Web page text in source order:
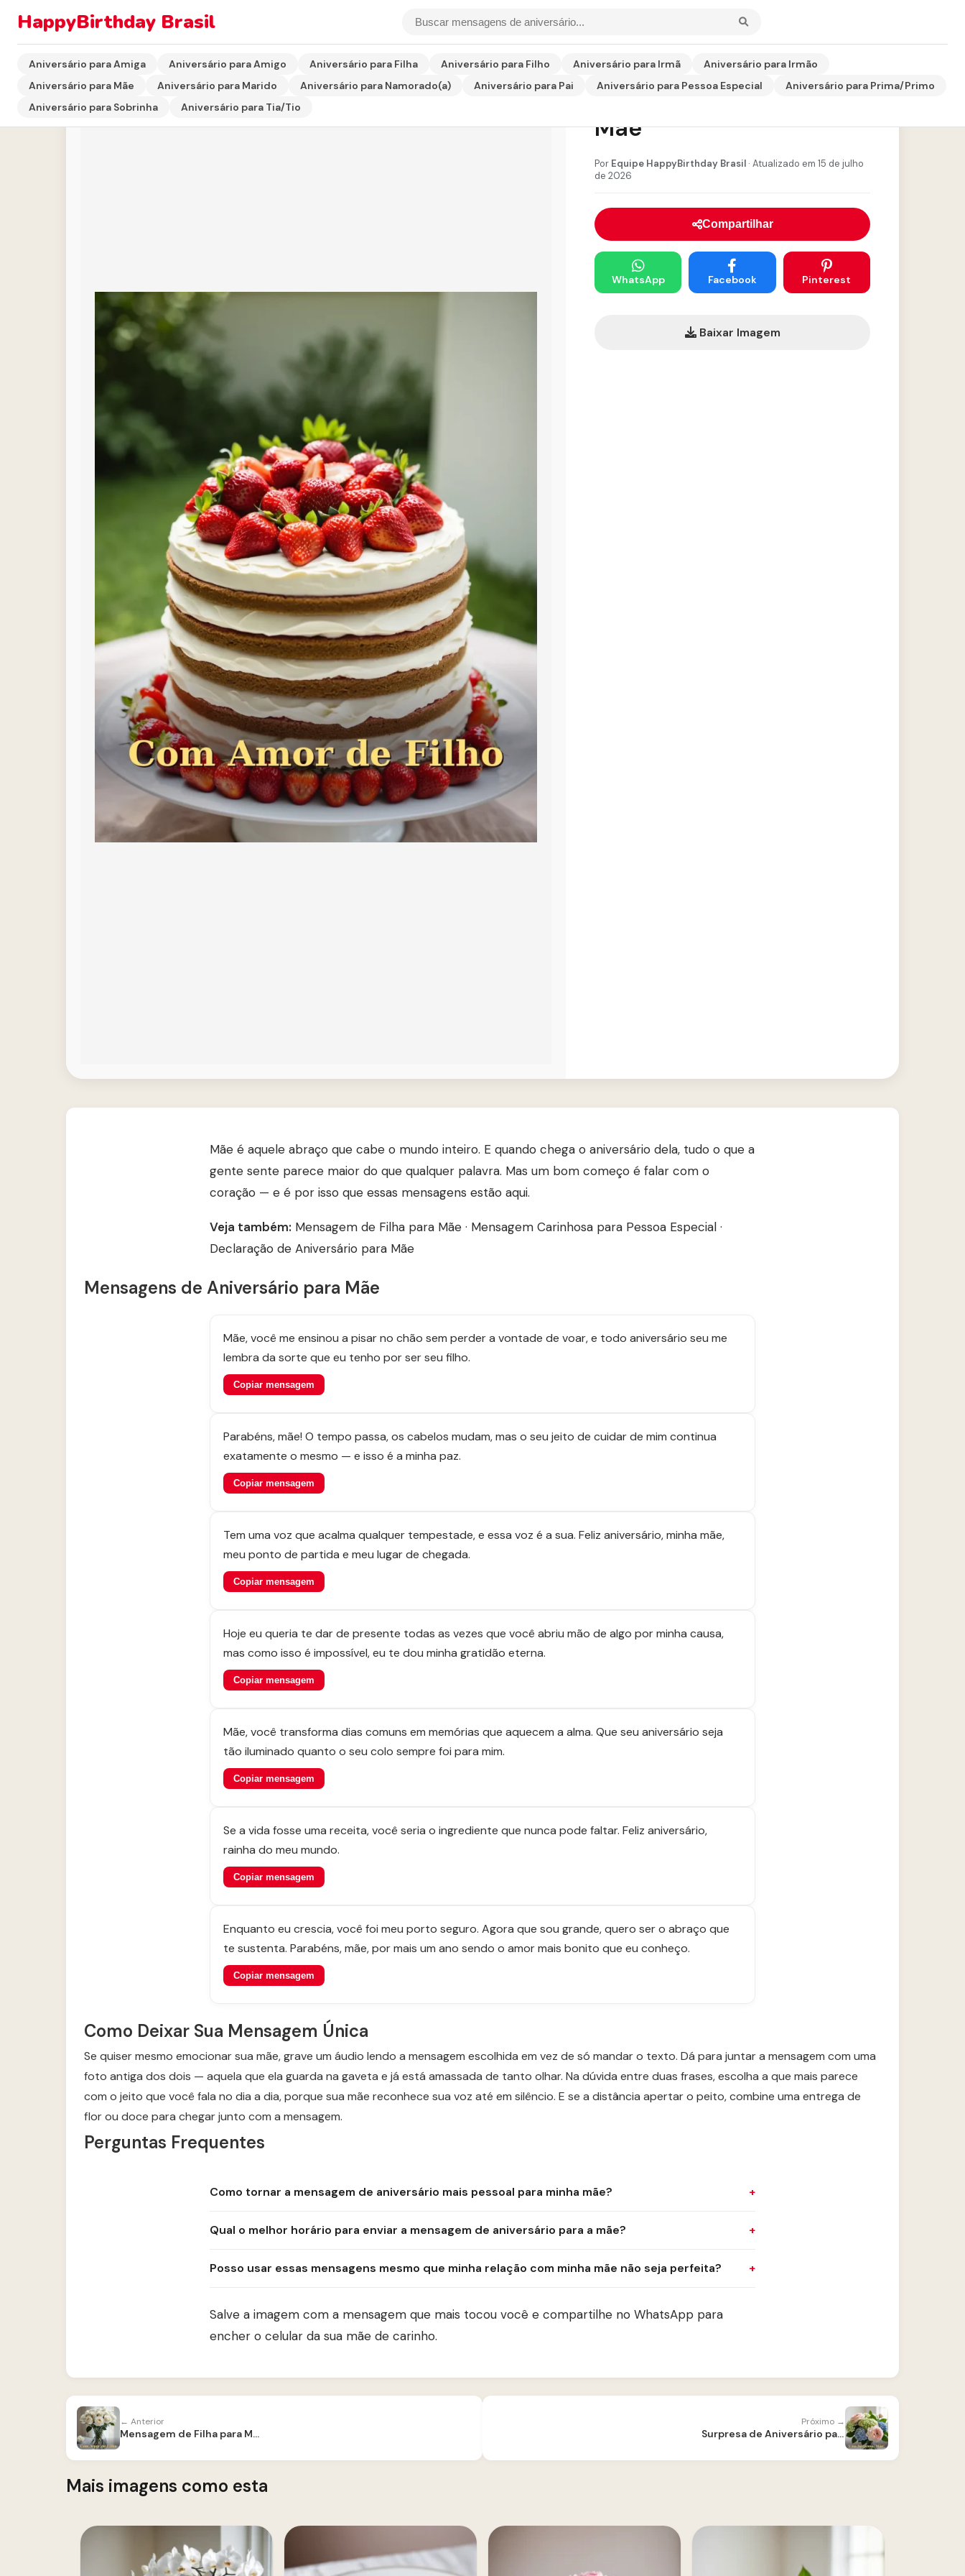
HappyBirthday Brasil
Aniversário para Amiga Aniversário para Amigo Aniversário para Filha Aniversário para Filho Aniversário para Irmã
Aniversário para Irmão
Aniversário para Mãe
Aniversário para Marido Aniversário para Namorado(a) Aniversário para Pai Aniversário para Pessoa Especial
Aniversário para Prima/Primo
Aniversário para Sobrinha
Aniversário para Tia/Tio
Mensagem de Filho para
Mãe
Por Equipe HappyBirthday Brasil · Atualizado em 15 de julho
de 2026
Compartilhar
WhatsApp Facebook Pinterest
Baixar Imagem
Mãe é aquele abraço que cabe o mundo inteiro. E quando chega o aniversário dela, tudo o que a
gente sente parece maior do que qualquer palavra. Mas um bom começo é falar com o
coração — e é por isso que essas mensagens estão aqui.
Veja também: Mensagem de Filha para Mãe · Mensagem Carinhosa para Pessoa Especial ·
Declaração de Aniversário para Mãe
Mensagens de Aniversário para Mãe
Mãe, você me ensinou a pisar no chão sem perder a vontade de voar, e todo aniversário seu me
lembra da sorte que eu tenho por ser seu filho.
Copiar mensagem
Parabéns, mãe! O tempo passa, os cabelos mudam, mas o seu jeito de cuidar de mim continua
exatamente o mesmo — e isso é a minha paz.
Copiar mensagem
Tem uma voz que acalma qualquer tempestade, e essa voz é a sua. Feliz aniversário, minha mãe,
meu ponto de partida e meu lugar de chegada.
Copiar mensagem
Hoje eu queria te dar de presente todas as vezes que você abriu mão de algo por minha causa,
mas como isso é impossível, eu te dou minha gratidão eterna.
Copiar mensagem
Mãe, você transforma dias comuns em memórias que aquecem a alma. Que seu aniversário seja
tão iluminado quanto o seu colo sempre foi para mim.
Copiar mensagem
Se a vida fosse uma receita, você seria o ingrediente que nunca pode faltar. Feliz aniversário,
rainha do meu mundo.
Copiar mensagem
Enquanto eu crescia, você foi meu porto seguro. Agora que sou grande, quero ser o abraço que
te sustenta. Parabéns, mãe, por mais um ano sendo o amor mais bonito que eu conheço.
Copiar mensagem
Como Deixar Sua Mensagem Única
Se quiser mesmo emocionar sua mãe, grave um áudio lendo a mensagem escolhida em vez de só mandar o texto. Dá para juntar a mensagem com uma
foto antiga dos dois — aquela que ela guarda na gaveta e já está amassada de tanto olhar. Na dúvida entre duas frases, escolha a que mais parece
com o jeito que você fala no dia a dia, porque sua mãe reconhece sua voz até em silêncio. E se a distância apertar o peito, combine uma entrega de
flor ou doce para chegar junto com a mensagem.
Perguntas Frequentes
Como tornar a mensagem de aniversário mais pessoal para minha mãe?
Qual o melhor horário para enviar a mensagem de aniversário para a mãe?
Posso usar essas mensagens mesmo que minha relação com minha mãe não seja perfeita?
Salve a imagem com a mensagem que mais tocou você e compartilhe no WhatsApp para
encher o celular da sua mãe de carinho.
← Anterior
Mensagem de Filha para Mãe
Próximo →
Surpresa de Aniversário para Mãe
Mais imagens como esta